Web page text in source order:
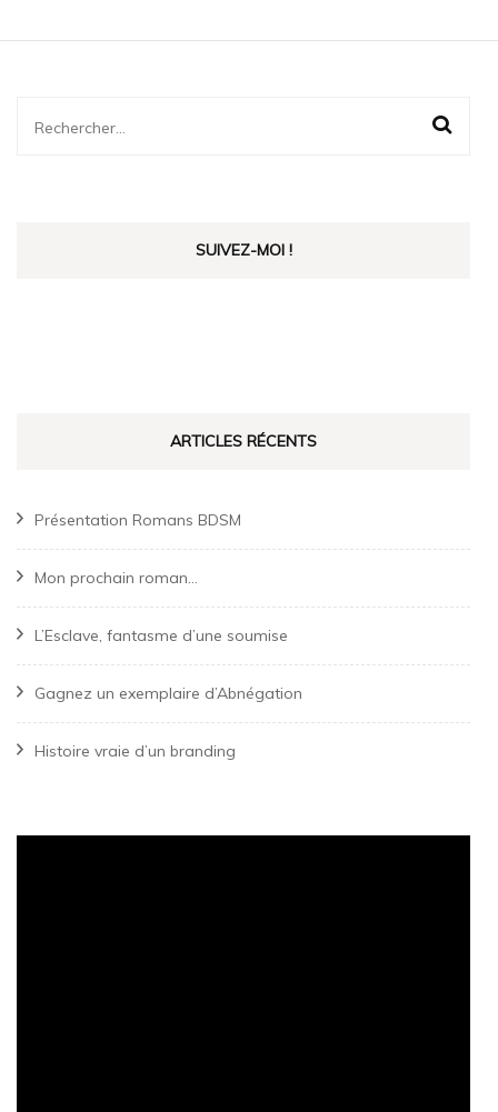
Rechercher :
SUIVEZ-MOI !
ARTICLES RÉCENTS
Présentation Romans BDSM
Mon prochain roman…
L’Esclave, fantasme d’une soumise
Gagnez un exemplaire d’Abnégation
Histoire vraie d’un branding